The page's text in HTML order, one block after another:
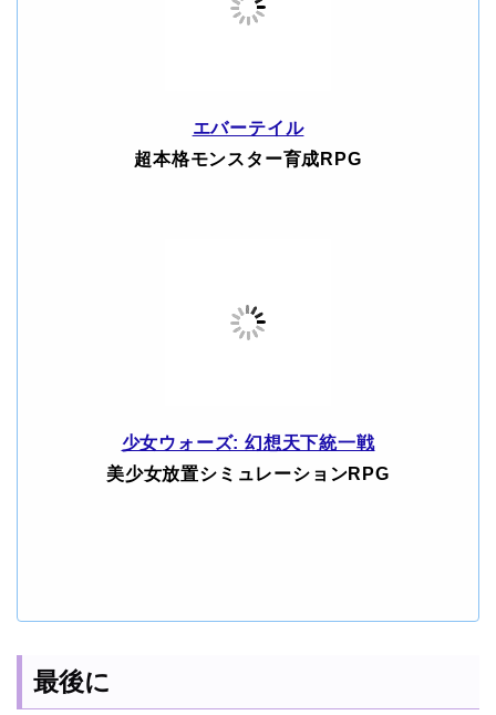
エバーテイル
超本格モンスター育成RPG
少女ウォーズ: 幻想天下統一戦
美少女放置シミュレーションRPG
最後に